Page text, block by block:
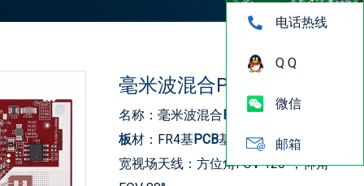
毫米波混合PCBA组装
名称：毫米波混合PCBA组装
板材：FR4基PCB基板
宽视场天线：方位角FOV 120°，仰角
电话热线
Q Q
微信
邮箱